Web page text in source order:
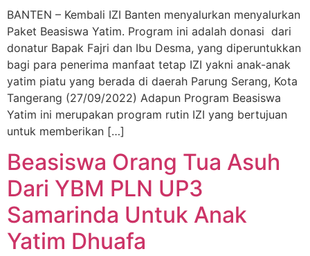
BANTEN – Kembali IZI Banten menyalurkan menyalurkan
Paket Beasiswa Yatim. Program ini adalah donasi dari
donatur Bapak Fajri dan Ibu Desma, yang diperuntukkan
bagi para penerima manfaat tetap IZI yakni anak-anak
yatim piatu yang berada di daerah Parung Serang, Kota
Tangerang (27/09/2022) Adapun Program Beasiswa
Yatim ini merupakan program rutin IZI yang bertujuan
untuk memberikan […]
Beasiswa Orang Tua Asuh
Dari YBM PLN UP3
Samarinda Untuk Anak
Yatim Dhuafa